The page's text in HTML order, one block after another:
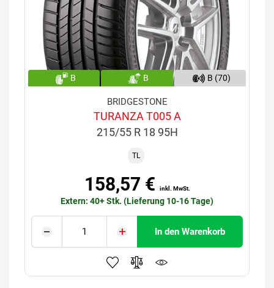
B B B (70)
BRIDGESTONE
TURANZA T005 A
215/55 R 18 95H
TL
158,57 € inkl. MwSt.
Extern: 40+ Stk. (Lieferung 10-16 Tage)
In den Warenkorb